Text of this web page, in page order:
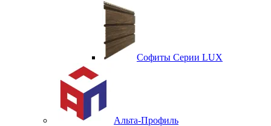
Софиты Серии LUX
Альта-Профиль